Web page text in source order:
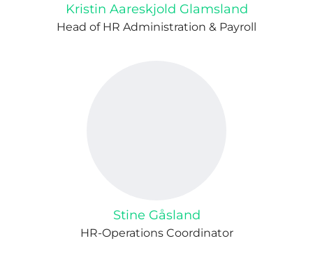
Kristin Aareskjold Glamsland
Head of HR Administration & Payroll
Stine Gåsland
HR-Operations Coordinator